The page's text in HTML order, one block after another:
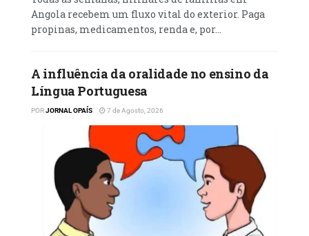
Portanto, é essencialmante uma velocidade
impacto psicológico que a velocidade pode
ter sobre o motorista.Muitos acreditam que
estão no controlo total do veículo, mas essa
percepção pode ser ilusória.
POR: Carlos pedro
Luanda, Samba
Angola recebem um fluxo vital do exterior. Paga
propinas, medicamentos, renda e, por...
A influência da oralidade no ensino da
Língua Portuguesa
PORJORNAL OPAÍS 7 de Agosto, 2026